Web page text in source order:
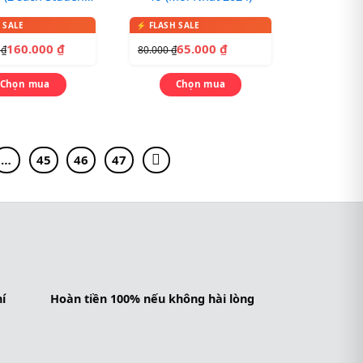
Activity Book +
CD)
₫160.000₫
Chọn mua
80.000₫65.000 ₫
Chọn mua
… 45 46 47
Hoàn tiền 100% nếu không hài lòng